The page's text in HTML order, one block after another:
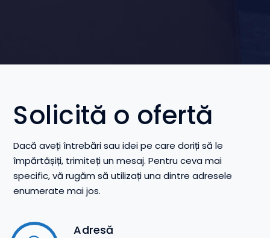
Solicită o ofertă
Dacă aveți întrebări sau idei pe care doriți să le
împărtășiți, trimiteți un mesaj. Pentru ceva mai
specific, vă rugăm să utilizați una dintre adresele
enumerate mai jos.
Adresă